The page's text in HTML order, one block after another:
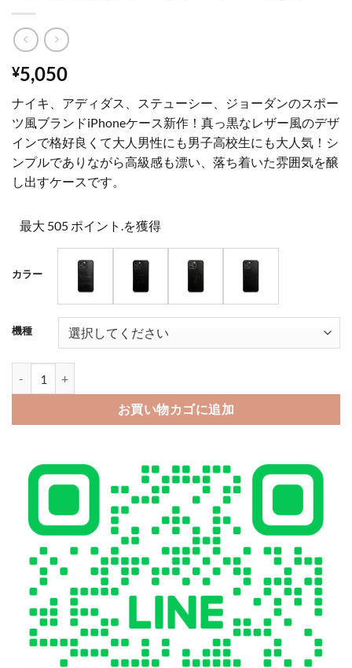
¥5,050
ナイキ、アディダス、ステューシー、ジョーダンのスポー
ツ風ブランドiPhoneケース新作！真っ黒なレザー風のデザ
インで格好良くて大人男性にも男子高校生にも大人気！シ
ンプルでありながら高級感も漂い、落ち着いた雰囲気を醸
し出すケースです。
最大 505 ポイント.を獲得
カラー
機種
お買い物カゴに追加